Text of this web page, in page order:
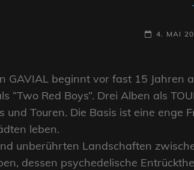
POSTED-
4. MAI
GAVIAL beginnt vor fast 15
“Two Red Boys”. Drei Alben als
und Touren. Die Basis ist eine enge
leben.
unberührten Landschaften
dessen psychedelische